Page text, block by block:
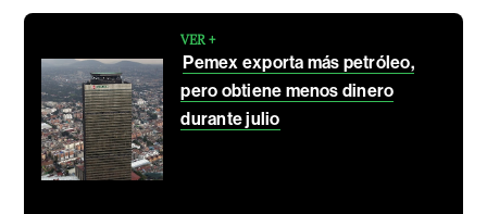
VER +
Pemex exporta más petróleo,
pero obtiene menos dinero
durante julio